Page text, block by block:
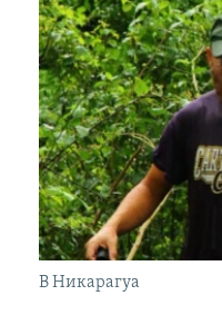
В Никарагуа